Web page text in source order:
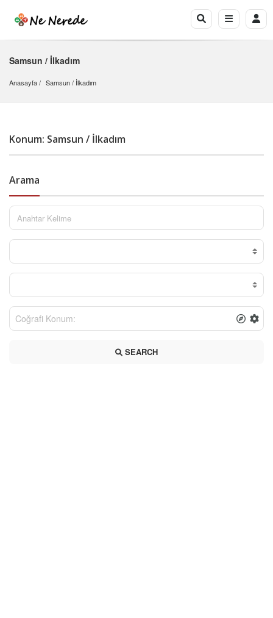
Samsun / İlkadım
Anasayfa Samsun / İlkadım
Konum: Samsun / İlkadım
Arama
SEARCH